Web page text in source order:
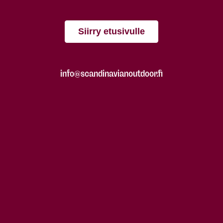
Siirry etusivulle
info@scandinavianoutdoor.fi